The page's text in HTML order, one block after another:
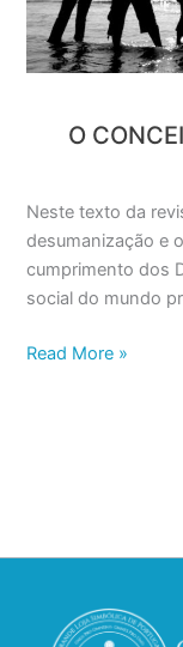
O
Neste texto da
desumanização e
cumprimento dos
social do mundo
Read More »